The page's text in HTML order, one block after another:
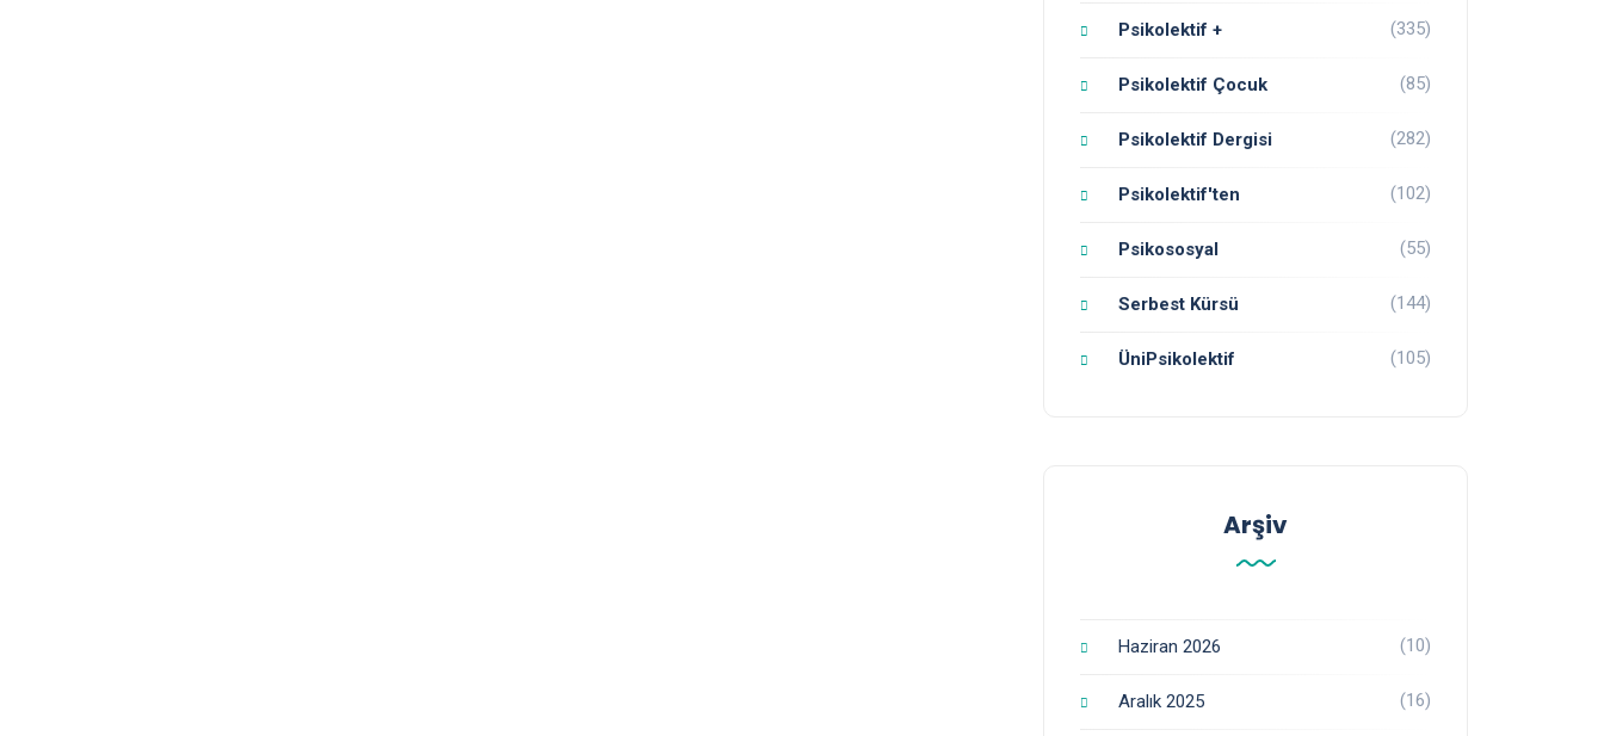
Psikolektif + (335)
Psikolektif Çocuk (85)
Psikolektif Dergisi (282)
Psikolektif'ten (102)
Psikososyal (55)
Serbest Kürsü (144)
ÜniPsikolektif (105)
Arşiv
Haziran 2026 (10)
Aralık 2025 (16)